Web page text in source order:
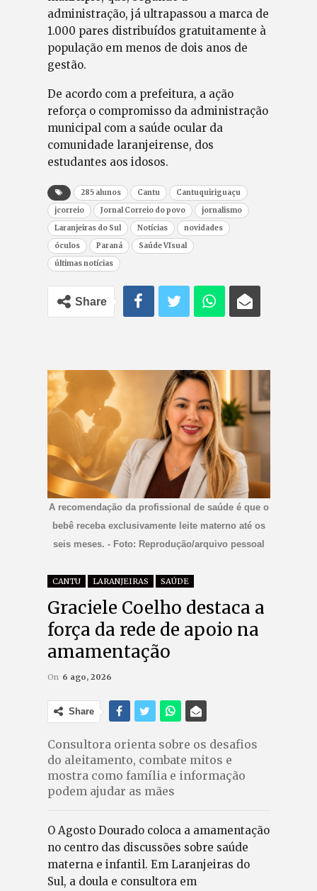
administração, já ultrapassou a marca de
1.000 pares distribuídos gratuitamente à
população em menos de dois anos de
gestão.
De acordo com a prefeitura, a ação
reforça o compromisso da administração
municipal com a saúde ocular da
comunidade laranjeirense, dos
estudantes aos idosos.
285 alunos Cantu
Cantuquiriguaçu
jcorreio
Jornal Correio do povo
jornalismo
Laranjeiras do Sul
Notícias
novidades
óculos
Paraná
Saúde VIsual
últimas notícias
Share
A recomendação da profissional de saúde é que o
bebê receba exclusivamente leite materno até os
seis meses. - Foto: Reprodução/arquivo pessoal
CANTU LARANJEIRAS SAÚDE
Graciele Coelho destaca a
força da rede de apoio na
amamentação
On 6 ago, 2026
Share
Consultora orienta sobre os desafios
do aleitamento, combate mitos e
mostra como família e informação
podem ajudar as mães
O Agosto Dourado coloca a amamentação
no centro das discussões sobre saúde
materna e infantil. Em Laranjeiras do
Sul, a doula e consultora em